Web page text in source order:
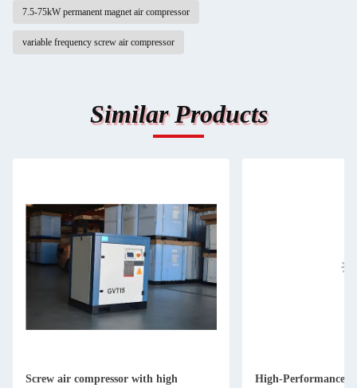
7.5-75kW permanent magnet air compressor
variable frequency screw air compressor
Similar Products
Screw air compressor with high
High-Performance